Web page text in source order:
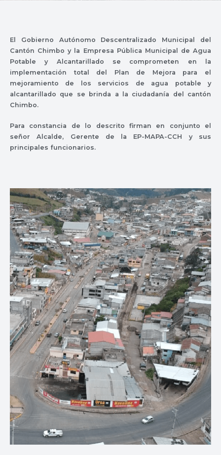
El Gobierno Autónomo Descentralizado Municipal del
Cantón Chimbo y la Empresa Pública Municipal de Agua
Potable y Alcantarillado se comprometen en la
implementación total del Plan de Mejora para el
mejoramiento de los servicios de agua potable y
alcantarillado que se brinda a la ciudadanía del cantón
Chimbo.
Para constancia de lo descrito firman en conjunto el
señor Alcalde, Gerente de la EP-MAPA-CCH y sus
principales funcionarios.